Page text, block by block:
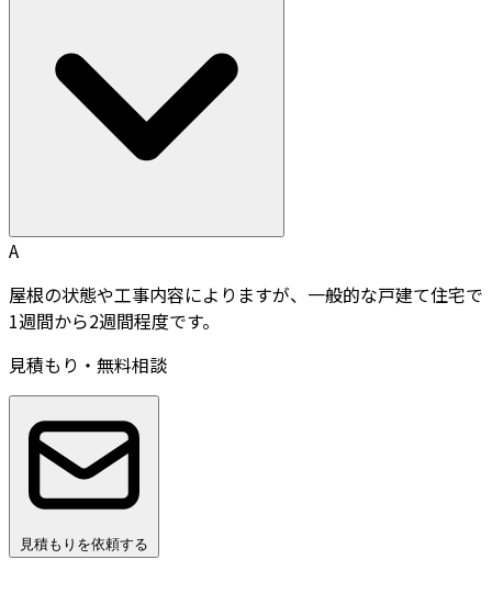
A
屋根の状態や工事内容によりますが、一般的な戸建て住宅で
1週間から2週間程度です。
見積もり・無料相談
見積もりを依頼する